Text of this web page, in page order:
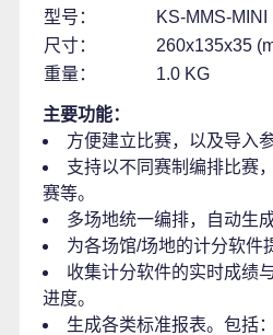
型号：
KS-MMS-MINI
尺寸：
260x135x35
重量：
1.0 KG
主要功能：
方便建立比赛，以及导入
支持以不同赛制编排比赛
赛等。
多场地统一编排，自动生
为各场馆/场地的计分软件
收集计分软件的实时成绩
进度。
生成各类标准报表。包括